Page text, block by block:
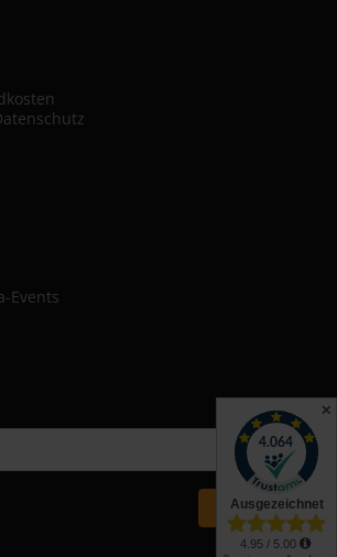
Events
ANMELDEN
✕